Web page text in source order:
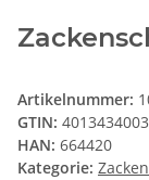
Artikelnummer:
GTIN:
HAN: 664420
Kategorie: